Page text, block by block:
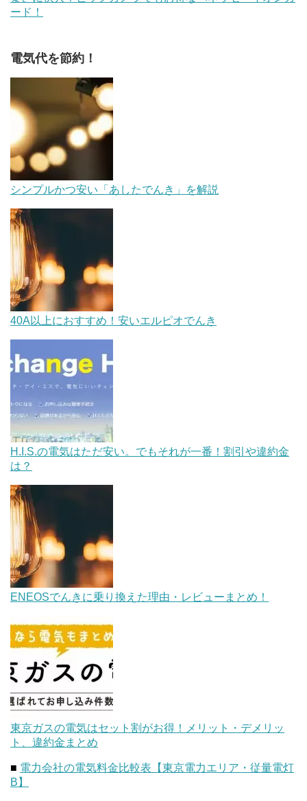
ード！
電気代を節約！
シンプルかつ安い「あしたでんき」を解説
40A以上におすすめ！安いエルピオでんき
H.I.S.の電気はただ安い。でもそれが一番！割引や違約金
は？
ENEOSでんきに乗り換えた理由・レビューまとめ！
東京ガスの電気はセット割がお得！メリット・デメリッ
ト、違約金まとめ
■ 電力会社の電気料金比較表【東京電力エリア・従量電灯
B】